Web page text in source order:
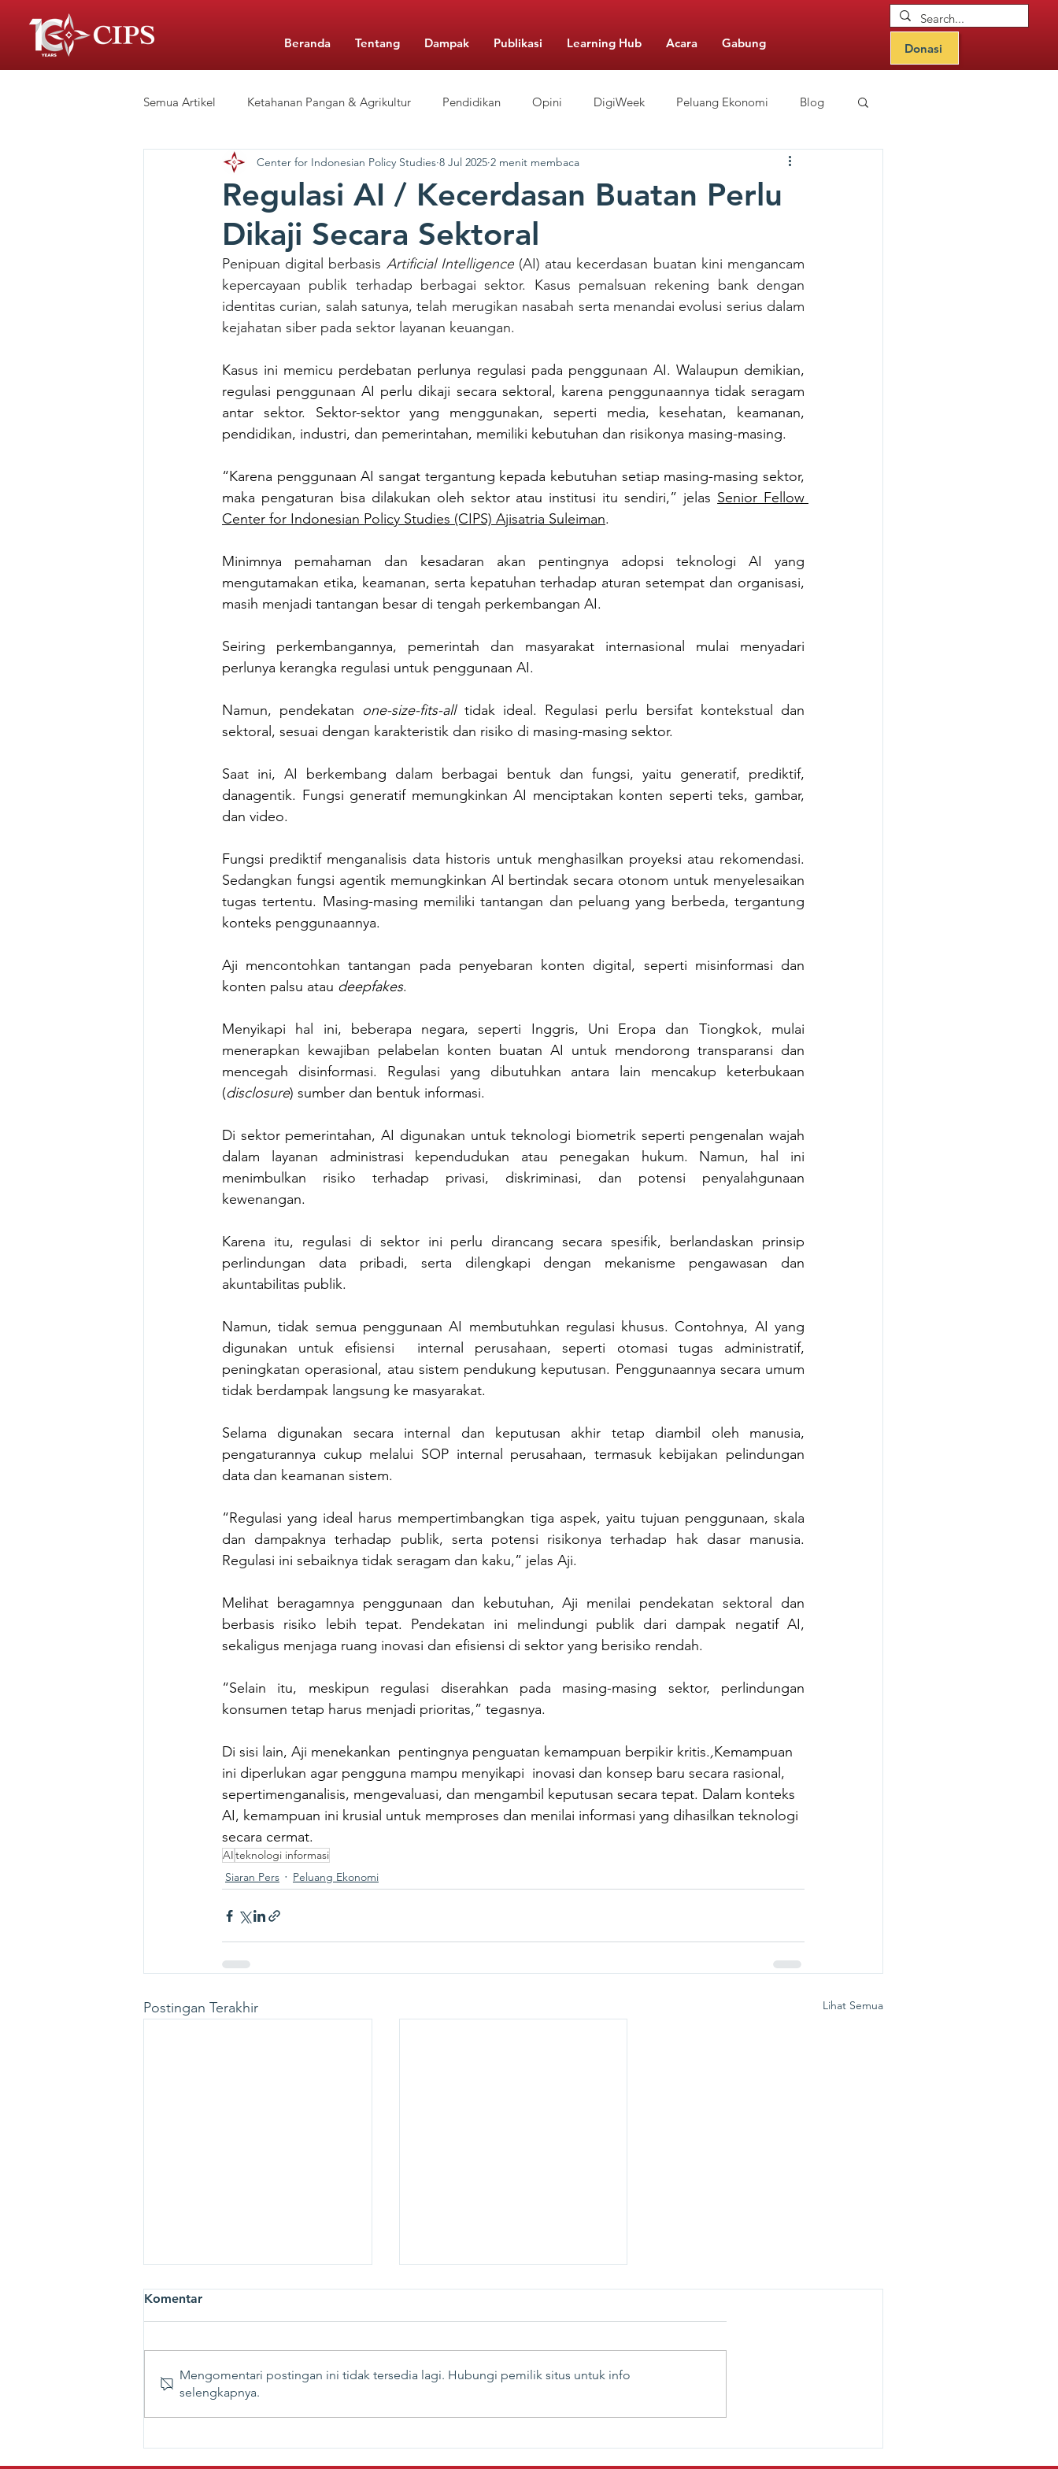
Beranda Tentang Dampak Publikasi Learning Hub Acara Gabung Donasi
Semua Artikel Ketahanan Pangan & Agrikultur Pendidikan Opini DigiWeek Peluang Ekonomi Blog
Siaran Pers Sekolah Swasta Berbiaya Rendah Pengelolaan Sekolah
CIPS Learning Hub
Regulasi AI / Kecerdasan Buatan Perlu
Dikaji Secara Sektoral
Center for Indonesian Policy Studies 8 Jul 2025 2 menit membaca
Penipuan digital berbasis Artificial Intelligence (AI) atau kecerdasan buatan kini mengancam
kepercayaan publik terhadap berbagai sektor. Kasus pemalsuan rekening bank dengan
identitas curian, salah satunya, telah merugikan nasabah serta menandai evolusi serius dalam
kejahatan siber pada sektor layanan keuangan.
Kasus ini memicu perdebatan perlunya regulasi pada penggunaan AI. Walaupun demikian,
regulasi penggunaan AI perlu dikaji secara sektoral, karena penggunaannya tidak seragam
antar sektor. Sektor-sektor yang menggunakan, seperti media, kesehatan, keamanan,
pendidikan, industri, dan pemerintahan, memiliki kebutuhan dan risikonya masing-masing.
“Karena penggunaan AI sangat tergantung kepada kebutuhan setiap masing-masing sektor,
maka pengaturan bisa dilakukan oleh sektor atau institusi itu sendiri,” jelas Senior Fellow
Center for Indonesian Policy Studies (CIPS) Ajisatria Suleiman.
Minimnya pemahaman dan kesadaran akan pentingnya adopsi teknologi AI yang
mengutamakan etika, keamanan, serta kepatuhan terhadap aturan setempat dan organisasi,
masih menjadi tantangan besar di tengah perkembangan AI.
Seiring perkembangannya, pemerintah dan masyarakat internasional mulai menyadari
perlunya kerangka regulasi untuk penggunaan AI.
Namun, pendekatan one-size-fits-all tidak ideal. Regulasi perlu bersifat kontekstual dan
sektoral, sesuai dengan karakteristik dan risiko di masing-masing sektor.
Saat ini, AI berkembang dalam berbagai bentuk dan fungsi, yaitu generatif, prediktif,
danagentik. Fungsi generatif memungkinkan AI menciptakan konten seperti teks, gambar,
dan video.
Fungsi prediktif menganalisis data historis untuk menghasilkan proyeksi atau rekomendasi.
Sedangkan fungsi agentik memungkinkan AI bertindak secara otonom untuk menyelesaikan
tugas tertentu. Masing-masing memiliki tantangan dan peluang yang berbeda, tergantung
konteks penggunaannya.
Aji mencontohkan tantangan pada penyebaran konten digital, seperti misinformasi dan
konten palsu atau deepfakes.
Menyikapi hal ini, beberapa negara, seperti Inggris, Uni Eropa dan Tiongkok, mulai
menerapkan kewajiban pelabelan konten buatan AI untuk mendorong transparansi dan
mencegah disinformasi. Regulasi yang dibutuhkan antara lain mencakup keterbukaan
(disclosure) sumber dan bentuk informasi.
Di sektor pemerintahan, AI digunakan untuk teknologi biometrik seperti pengenalan wajah
dalam layanan administrasi kependudukan atau penegakan hukum. Namun, hal ini
menimbulkan risiko terhadap privasi, diskriminasi, dan potensi penyalahgunaan
kewenangan.
Karena itu, regulasi di sektor ini perlu dirancang secara spesifik, berlandaskan prinsip
perlindungan data pribadi, serta dilengkapi dengan mekanisme pengawasan dan
akuntabilitas publik.
Namun, tidak semua penggunaan AI membutuhkan regulasi khusus. Contohnya, AI yang
digunakan untuk efisiensi  internal perusahaan, seperti otomasi tugas administratif,
peningkatan operasional, atau sistem pendukung keputusan. Penggunaannya secara umum
tidak berdampak langsung ke masyarakat.
Selama digunakan secara internal dan keputusan akhir tetap diambil oleh manusia,
pengaturannya cukup melalui SOP internal perusahaan, termasuk kebijakan pelindungan
data dan keamanan sistem.
“Regulasi yang ideal harus mempertimbangkan tiga aspek, yaitu tujuan penggunaan, skala
dan dampaknya terhadap publik, serta potensi risikonya terhadap hak dasar manusia.
Regulasi ini sebaiknya tidak seragam dan kaku,” jelas Aji.
Melihat beragamnya penggunaan dan kebutuhan, Aji menilai pendekatan sektoral dan
berbasis risiko lebih tepat. Pendekatan ini melindungi publik dari dampak negatif AI,
sekaligus menjaga ruang inovasi dan efisiensi di sektor yang berisiko rendah.
“Selain itu, meskipun regulasi diserahkan pada masing-masing sektor, perlindungan
konsumen tetap harus menjadi prioritas,” tegasnya.
Di sisi lain, Aji menekankan  pentingnya penguatan kemampuan berpikir kritis.,Kemampuan
ini diperlukan agar pengguna mampu menyikapi  inovasi dan konsep baru secara rasional,
sepertimenganalisis, mengevaluasi, dan mengambil keputusan secara tepat. Dalam konteks
AI, kemampuan ini krusial untuk memproses dan menilai informasi yang dihasilkan teknologi
secara cermat.
AIteknologi informasi
Siaran Pers
Peluang Ekonomi
Postingan Terakhir Lihat Semua
Kesadaran Tentang
Kesenjangan Literasi dan
Komentar
Mengomentari postingan ini tidak tersedia lagi. Hubungi pemilik situs untuk info
selengkapnya.